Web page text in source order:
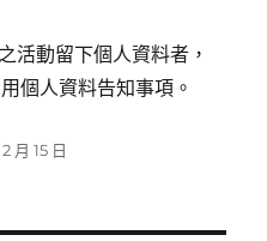
活動留下個人資料者，
個人資料告知事項。
月 15 日